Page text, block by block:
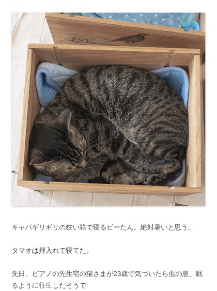
キャパギリギリの狭い箱で寝るビーたん。絶対暑いと思う。
タマオは押入れで寝てた。
先日、ピアノの先生宅の猫さまが23歳で気づいたら虫の息、眠
るように往生したそうで